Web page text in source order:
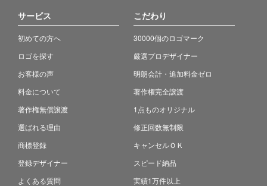
サービス
初めての方へ
ロゴを探す
お客様の声
料金について
著作権無償譲渡
選ばれる理由
商標登録
登録デザイナー
よくある質問
こだわり
30000個のロゴマーク
厳選プロデザイナー
明朗会計・追加料金ゼロ
著作権完全譲渡
1点ものオリジナル
修正回数無制限
キャンセルＯＫ
スピード納品
実績1万件以上